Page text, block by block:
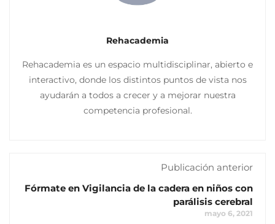
Rehacademia
Rehacademia es un espacio multidisciplinar, abierto e
interactivo, donde los distintos puntos de vista nos
ayudarán a todos a crecer y a mejorar nuestra
competencia profesional.
Publicación anterior
Fórmate en Vigilancia de la cadera en niños con
parálisis cerebral
mayo 6, 2021